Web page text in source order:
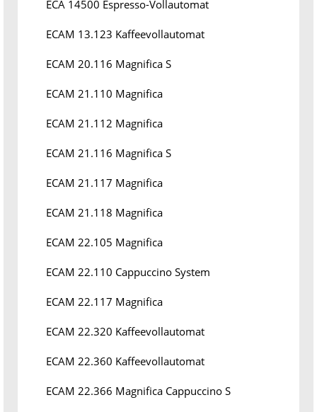
ECA 14500 Espresso-Vollautomat
ECAM 13.123 Kaffeevollautomat
ECAM 20.116 Magnifica S
ECAM 21.110 Magnifica
ECAM 21.112 Magnifica
ECAM 21.116 Magnifica S
ECAM 21.117 Magnifica
ECAM 21.118 Magnifica
ECAM 22.105 Magnifica
ECAM 22.110 Cappuccino System
ECAM 22.117 Magnifica
ECAM 22.320 Kaffeevollautomat
ECAM 22.360 Kaffeevollautomat
ECAM 22.366 Magnifica Cappuccino S